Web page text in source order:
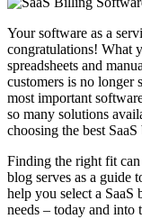
Your software as a
congratulations! What
spreadsheets and
customers is no
most important
so many solutions
choosing the best
Finding the right fit
blog serves as a guide
help you select a
needs – today and into